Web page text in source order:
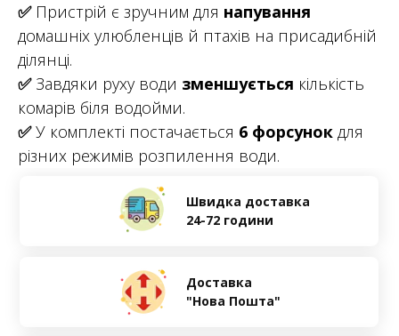
✅Пристрій є зручним для напування
домашніх улюбленців й птахів на присадибній
ділянці.
✅Завдяки руху води зменшується кількість
комарів біля водойми.
✅У комплекті постачається 6 форсунок для
різних режимів розпилення води.
Швидка доставка
24-72 години
Доставка
"Нова Пошта"